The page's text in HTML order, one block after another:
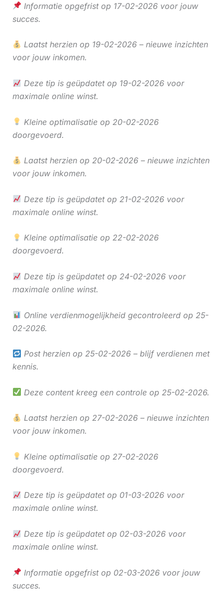
Informatie opgefrist op 17-02-2026 voor jouw
succes.
Laatst herzien op 19-02-2026 – nieuwe inzichten
voor jouw inkomen.
Deze tip is geüpdatet op 19-02-2026 voor
maximale online winst.
Kleine optimalisatie op 20-02-2026
doorgevoerd.
Laatst herzien op 20-02-2026 – nieuwe inzichten
voor jouw inkomen.
Deze tip is geüpdatet op 21-02-2026 voor
maximale online winst.
Kleine optimalisatie op 22-02-2026
doorgevoerd.
Deze tip is geüpdatet op 24-02-2026 voor
maximale online winst.
Online verdienmogelijkheid gecontroleerd op 25-
02-2026.
Post herzien op 25-02-2026 – blijf verdienen met
kennis.
Deze content kreeg een controle op 25-02-2026.
Laatst herzien op 27-02-2026 – nieuwe inzichten
voor jouw inkomen.
Kleine optimalisatie op 27-02-2026
doorgevoerd.
Deze tip is geüpdatet op 01-03-2026 voor
maximale online winst.
Deze tip is geüpdatet op 02-03-2026 voor
maximale online winst.
Informatie opgefrist op 02-03-2026 voor jouw
succes.